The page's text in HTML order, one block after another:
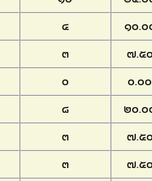
๔
๑๐.๐
๓
๗.๕
๐
๐.๐๐
๘
๒๐.๐
๓
๗.๕
๓
๗.๕